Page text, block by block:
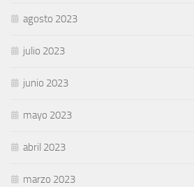
agosto 2023
julio 2023
junio 2023
mayo 2023
abril 2023
marzo 2023